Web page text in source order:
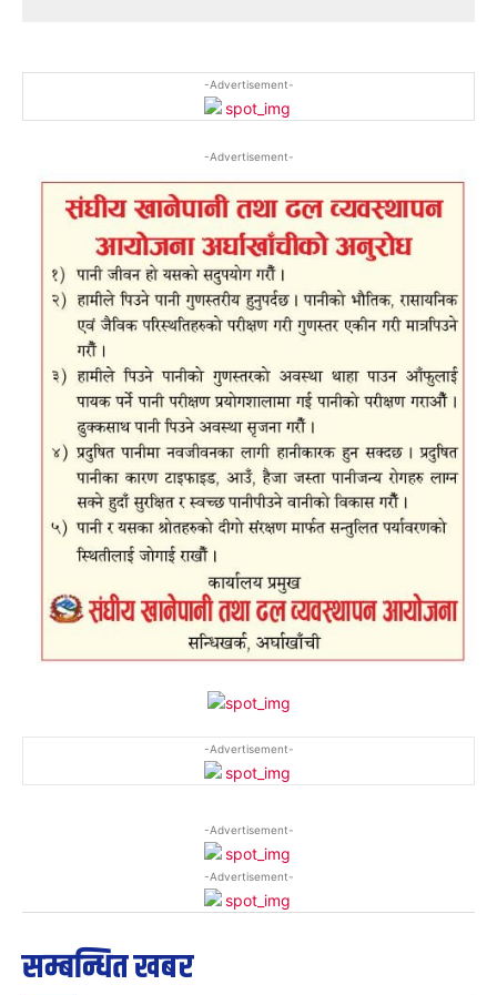
-Advertisement-
-Advertisement-
-Advertisement-
-Advertisement-
-Advertisement-
सम्बन्धित खबर